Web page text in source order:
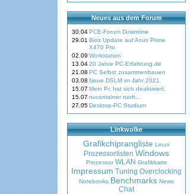
Neues aus dem Forum
30.04PCE-Forum Downtime
29.01 Bios Update auf Asus Prime
X470 Pro
02.09 Workstation
13.0420 Jahre PC-Erfahrung.de
21.08 PC Selbst zusammenbauen
03.08 Neue DSLM im Jahr 2021
15.07 Mein Pc hat sich deaktiviert.
15.07 nvcontainer nerft...
27.05Desktop-PC Studium
Linkwolke
Grafikchiprangliste Linux
Prozessorlisten Windows
Prozessor WLAN Grafikkarte
Impressum Tuning Overclocking
Notebooks Benchmarks News
Chat